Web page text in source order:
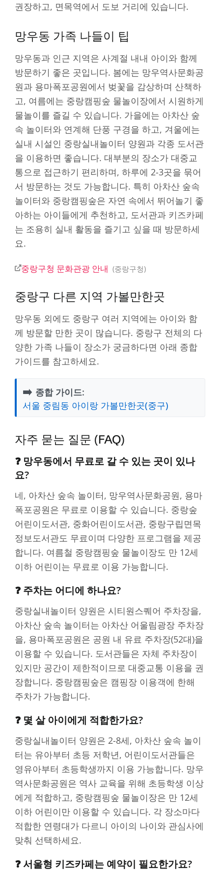
권장하고, 면목역에서 도보 거리에 있습니다.
망우동 가족 나들이 팁
망우동과 인근 지역은 사계절 내내 아이와 함께
방문하기 좋은 곳입니다. 봄에는 망우역사문화공
원과 용마폭포공원에서 벚꽃을 감상하며 산책하
고, 여름에는 중랑캠핑숲 물놀이장에서 시원하게
물놀이를 즐길 수 있습니다. 가을에는 아차산 숲
속 놀이터와 연계해 단풍 구경을 하고, 겨울에는
실내 시설인 중랑실내놀이터 양원과 각종 도서관
을 이용하면 좋습니다. 대부분의 장소가 대중교
통으로 접근하기 편리하며, 하루에 2-3곳을 묶어
서 방문하는 것도 가능합니다. 특히 아차산 숲속
놀이터와 중랑캠핑숲은 자연 속에서 뛰어놀기 좋
아하는 아이들에게 추천하고, 도서관과 키즈카페
는 조용히 실내 활동을 즐기고 싶을 때 방문하세
요.
중랑구청 문화관광 안내 중랑구청
중랑구 다른 지역 가볼만한곳
망우동 외에도 중랑구 여러 지역에는 아이와 함
께 방문할 만한 곳이 많습니다. 중랑구 전체의 다
양한 가족 나들이 장소가 궁금하다면 아래 종합
가이드를 참고하세요.
➡️ 종합 가이드:
서울 중림동 아이랑 가볼만한곳(중구)
자주 묻는 질문 (FAQ)
❓ 망우동에서 무료로 갈 수 있는 곳이 있나
요?
네, 아차산 숲속 놀이터, 망우역사문화공원, 용마
폭포공원은 무료로 이용할 수 있습니다. 중랑숲
어린이도서관, 중화어린이도서관, 중랑구립면목
정보도서관도 무료이며 다양한 프로그램을 제공
합니다. 여름철 중랑캠핑숲 물놀이장도 만 12세
이하 어린이는 무료로 이용 가능합니다.
❓ 주차는 어디에 하나요?
중랑실내놀이터 양원은 시티원스퀘어 주차장을,
아차산 숲속 놀이터는 아차산 어울림광장 주차장
을, 용마폭포공원은 공원 내 유료 주차장(52대)을
이용할 수 있습니다. 도서관들은 자체 주차장이
있지만 공간이 제한적이므로 대중교통 이용을 권
장합니다. 중랑캠핑숲은 캠핑장 이용객에 한해
주차가 가능합니다.
❓ 몇 살 아이에게 적합한가요?
중랑실내놀이터 양원은 2-8세, 아차산 숲속 놀이
터는 유아부터 초등 저학년, 어린이도서관들은
영유아부터 초등학생까지 이용 가능합니다. 망우
역사문화공원은 역사 교육을 위해 초등학생 이상
에게 적합하고, 중랑캠핑숲 물놀이장은 만 12세
이하 어린이만 이용할 수 있습니다. 각 장소마다
적합한 연령대가 다르니 아이의 나이와 관심사에
맞춰 선택하세요.
❓ 서울형 키즈카페는 예약이 필요한가요?